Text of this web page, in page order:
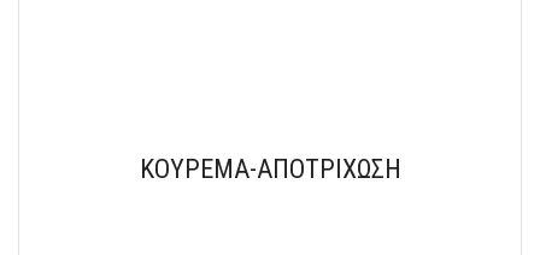
ΚΟΥΡΕΜΑ-ΑΠΟΤΡΙΧΩΣΗ